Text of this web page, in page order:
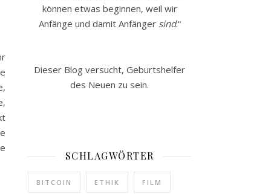
können etwas beginnen, weil wir
Anfänge und damit Anfänger sind.“
Dieser Blog versucht, Geburtshelfer
des Neuen zu sein.
SCHLAGWÖRTER
BITCOIN ETHIK FILM